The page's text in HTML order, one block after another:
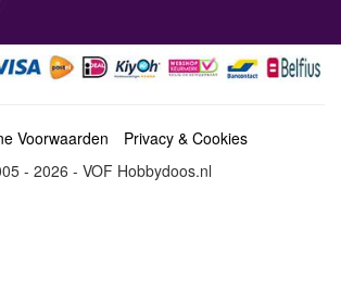
Voorwaarden
Privacy & Cookies
- 2026 - VOF Hobbydoos.nl